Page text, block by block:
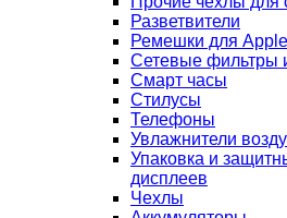
Разветвители
Ремешки для
Сетевые фильтры
Смарт часы
Стилусы
Телефоны
Увлажнители
Упаковка и
дисплеев
Чехлы